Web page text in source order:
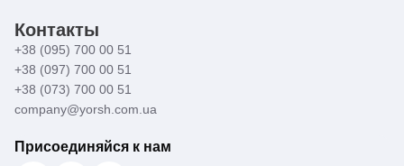
Контакты
+38 (095) 700 00 51
+38 (097) 700 00 51
+38 (073) 700 00 51
company@yorsh.com.ua
Присоединяйся к нам